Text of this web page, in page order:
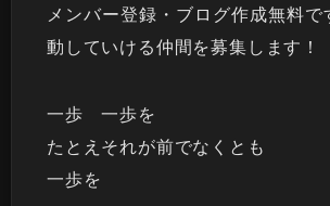
メンバー登録・ブログ作成無料
動していける仲間を募集します！
一歩 一歩を
たとえそれが前でなくとも
一歩を